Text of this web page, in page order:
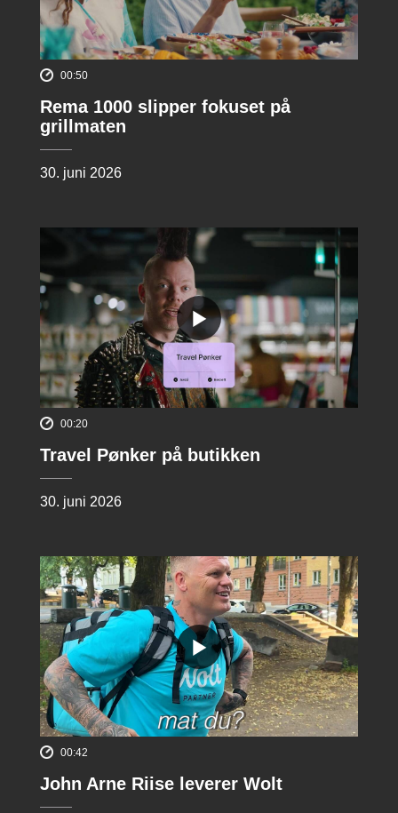
00:50
Rema 1000 slipper fokuset på
grillmaten
30. juni 2026
00:20
Travel Pønker på butikken
30. juni 2026
00:42
John Arne Riise leverer Wolt